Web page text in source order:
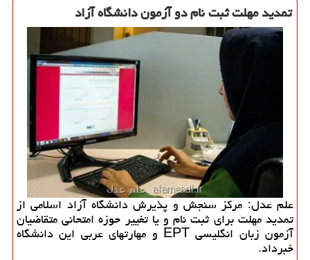
تمدید مهلت ثبت نام دو آزمون دانشگاه آزاد
علم عدل: مركز سنجش و پذیرش دانشگاه آزاد اسلامی از
تمدید مهلت برای ثبت نام و یا تغییر حوزه امتحانی متقاضیان
آزمون زبان انگلیسی EPT و مهارتهای عربی این دانشگاه
خبرداد.